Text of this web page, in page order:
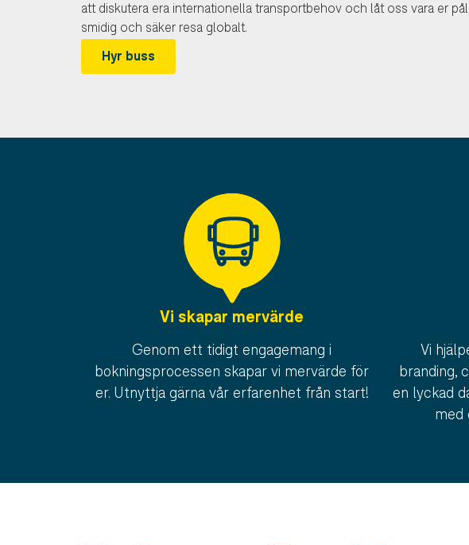
att diskutera era internationella transportbehov och låt oss vara er
smidig och säker resa globalt.
Hyr buss
Vi skapar mervärde
Genom ett tidigt engagemang i
bokningsprocessen skapar vi mervärde för
er. Utnyttja gärna vår erfarenhet från start!
Vi
branding,
en lyckad
med